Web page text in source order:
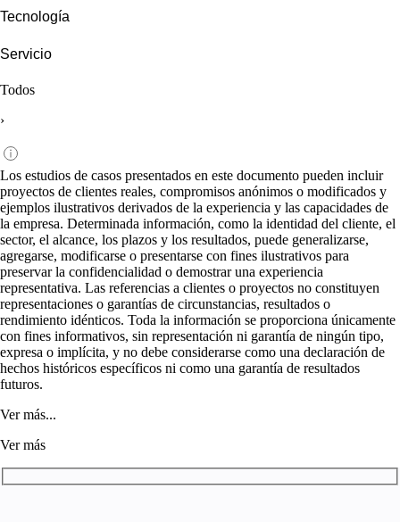
Tecnología
Servicio
Todos
›
Los estudios de casos presentados en este documento pueden incluir
proyectos de clientes reales, compromisos anónimos o modificados y
ejemplos ilustrativos derivados de la experiencia y las capacidades de
la empresa. Determinada información, como la identidad del cliente, el
sector, el alcance, los plazos y los resultados, puede generalizarse,
agregarse, modificarse o presentarse con fines ilustrativos para
preservar la confidencialidad o demostrar una experiencia
representativa. Las referencias a clientes o proyectos no constituyen
representaciones o garantías de circunstancias, resultados o
rendimiento idénticos. Toda la información se proporciona únicamente
con fines informativos, sin representación ni garantía de ningún tipo,
expresa o implícita, y no debe considerarse como una declaración de
hechos históricos específicos ni como una garantía de resultados
futuros.
Ver más...
Ver más